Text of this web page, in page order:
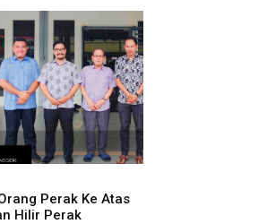
Perak Ke Atas
Hilir Perak